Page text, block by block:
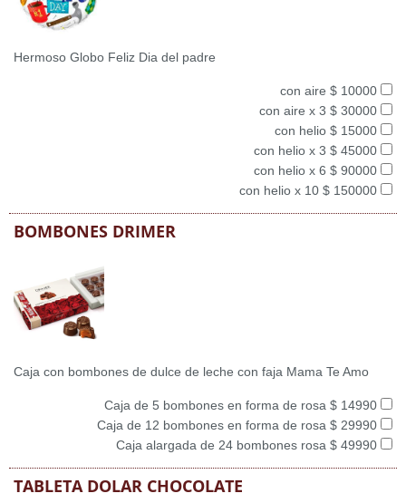
Hermoso Globo Feliz Dia del padre
con aire $ 10000
con aire x 3 $ 30000
con helio $ 15000
con helio x 3 $ 45000
con helio x 6 $ 90000
con helio x 10 $ 150000
BOMBONES DRIMER
Caja con bombones de dulce de leche con faja Mama Te Amo
Caja de 5 bombones en forma de rosa $ 14990
Caja de 12 bombones en forma de rosa $ 29990
Caja alargada de 24 bombones rosa $ 49990
TABLETA DOLAR CHOCOLATE